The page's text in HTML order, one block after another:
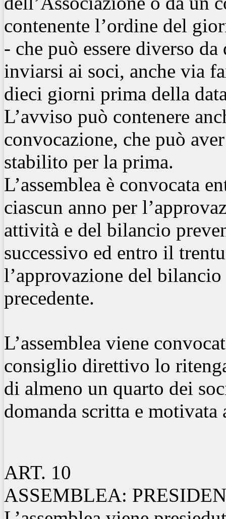
contenente l’ordine del
- che può essere diverso
inviarsi ai soci, anche via
dieci giorni prima della
L’avviso può contenere
convocazione, che può
stabilito per la prima.
L’assemblea è convocata
ciascun anno per
attività e del bilancio
successivo ed entro il
l’approvazione del
precedente.
L’assemblea viene
consiglio direttivo lo
di almeno un quarto dei
domanda scritta e
ART. 10
ASSEMBLEA: